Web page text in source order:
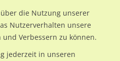
die Nutzung unserer
Nutzerverhalten unsere
Verbessern zu können.
jederzeit in unseren